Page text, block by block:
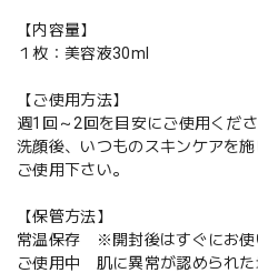
【内容量】
１枚：美容液30ml
【ご使用方法】
週1回～2回を目安にご使用くださ
洗顔後、いつものスキンケアを
ご使用下さい。
【保管方法】
常温保存 ※開封後はすぐにお使
ご使用中 肌に異常が認められた